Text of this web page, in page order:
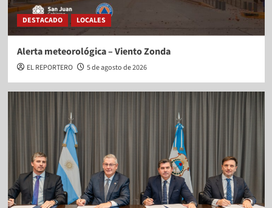
DESTACADO LOCALES
Alerta meteorológica – Viento Zonda
EL REPORTERO 5 de agosto de 2026